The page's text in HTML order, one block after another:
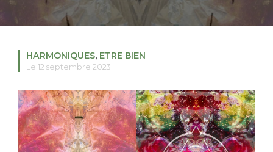
S'INSCRIRE À LA NEWSLETTER
HARMONIQUES, ETRE BIEN
Le 12 septembre 2023